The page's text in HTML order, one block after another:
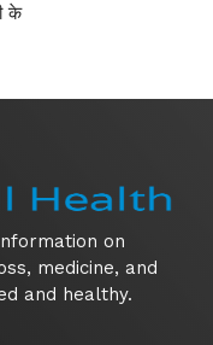
के
on
medicine, and
and healthy.